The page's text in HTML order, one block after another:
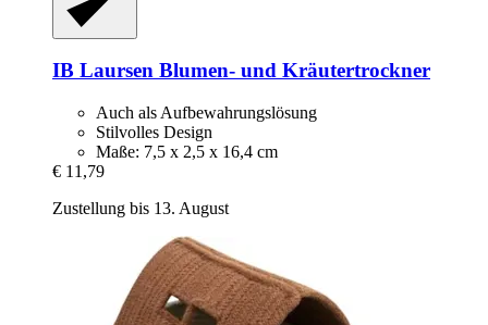
IB Laursen Blumen-​ und Kräutertrockner
Auch als Aufbewahrungslösung
Stilvolles Design
Maße: 7,5 x 2,5 x 16,4 cm
€ 11,79
Zustellung bis 13. August